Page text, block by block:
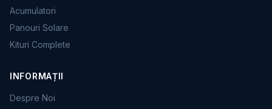
Acumulatori
Panouri Solare
Kituri Complete
INFORMAȚII
Despre Noi